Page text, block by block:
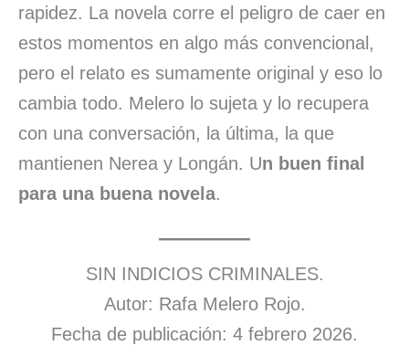
rapidez. La novela corre el peligro de caer en
estos momentos en algo más convencional,
pero el relato es sumamente original y eso lo
cambia todo. Melero lo sujeta y lo recupera
con una conversación, la última, la que
mantienen Nerea y Longán. Un buen final
para una buena novela.
SIN INDICIOS CRIMINALES.
Autor: Rafa Melero Rojo.
Fecha de publicación: 4 febrero 2026.